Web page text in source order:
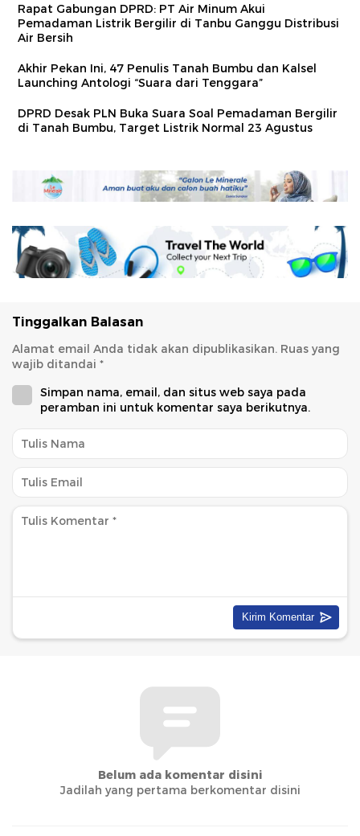
Rapat Gabungan DPRD: PT Air Minum Akui
Pemadaman Listrik Bergilir di Tanbu Ganggu Distribusi
Air Bersih
Akhir Pekan Ini, 47 Penulis Tanah Bumbu dan Kalsel
Launching Antologi “Suara dari Tenggara”
DPRD Desak PLN Buka Suara Soal Pemadaman Bergilir
di Tanah Bumbu, Target Listrik Normal 23 Agustus
Tinggalkan Balasan
Alamat email Anda tidak akan dipublikasikan. Ruas yang
wajib ditandai *
Simpan nama, email, dan situs web saya pada
peramban ini untuk komentar saya berikutnya.
Belum ada komentar disini
Jadilah yang pertama berkomentar disini